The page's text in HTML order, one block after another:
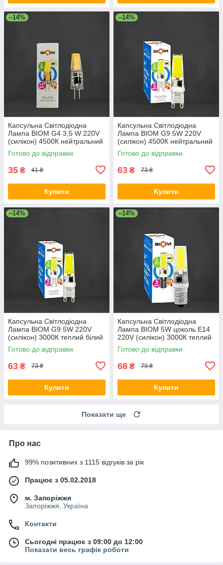
–14%
Капсульна Світлодіодна
Лампа BIOM G4 3,5 W 220V
(силікон) 4500К нейтральний
білий
Готово до відправки
35 ₴ 41 ₴
Купити
–14%
Капсульна Світлодіодна
Лампа BIOM G9 5W 220V
(силікон) 4500К нейтральний
білий
Готово до відправки
63 ₴ 73 ₴
Купити
–14%
Капсульна Світлодіодна
Лампа BIOM G9 5W 220V
(силікон) 3000К теплий білий
Готово до відправки
63 ₴ 73 ₴
Купити
–14%
Капсульна Світлодіодна
Лампа BIOM 5W цоколь Е14
220V (силікон) 3000К теплий
білий
Готово до відправки
68 ₴ 79 ₴
Купити
Показати ще
Про нас
99% позитивних з 1115 відгуків за рік
Працює з 05.02.2018
м. Запоріжжя
Запоріжжя, Україна
Контакти
Сьогодні працює з 09:00 до 12:00
Показати весь графік роботи